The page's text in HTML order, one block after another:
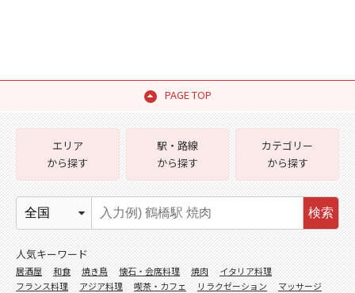
PAGE TOP
エリア
から探す
駅・路線
から探す
カテゴリー
から探す
検索
人気キーワード
居酒屋 和食 焼き鳥 懐石・会席料理 焼肉
イタリア料理
フランス料理
アジア料理 喫茶・カフェ リラクゼーション
マッサージ